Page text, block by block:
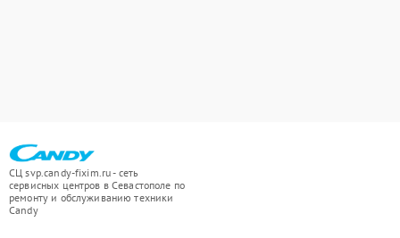
СЦ svp.candy-fixim.ru - сеть
сервисных центров в Севастополе по
ремонту и обслуживанию техники
Candy